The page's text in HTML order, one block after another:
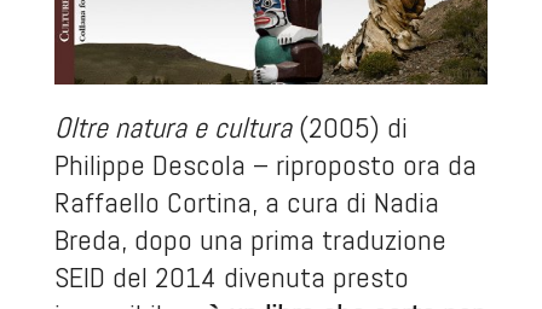
Oltre natura e cultura(2005) di
Philippe Descola – riproposto ora da
Raffaello Cortina, a cura di Nadia
Breda, dopo una prima traduzione
SEID del 2014 divenuta presto